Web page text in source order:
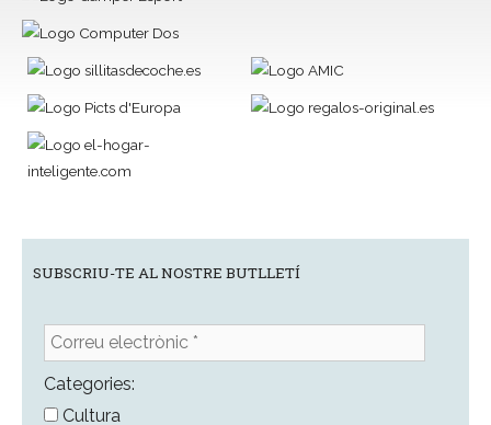
SUBSCRIU-TE AL NOSTRE BUTLLETÍ
Correu
electrònic
*Categories:
Cultura